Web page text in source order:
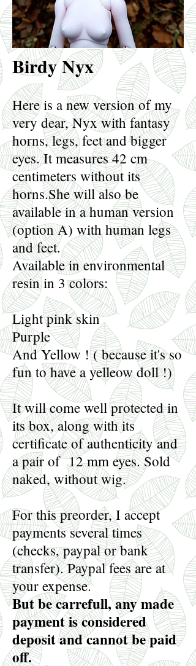
Birdy Nyx
Here is a new version of my
very dear, Nyx with fantasy
horns, legs, feet and bigger
eyes. It measures 42 cm
centimeters without its
horns.She will also be
available in a human version
(option A) with human legs
and feet.
Available in environmental
resin in 3 colors:
Light pink skin
Purple
And Yellow ! ( because it's so
fun to have a yelleow doll !)
It will come well protected in
its box, along with its
certificate of authenticity and
a pair of 12 mm eyes. Sold
naked, without wig.
For this preorder, I accept
payments several times
(checks, paypal or bank
transfer). Paypal fees are at
your expense.
But be carrefull, any made
payment is considered
deposit and cannot be paid
off.